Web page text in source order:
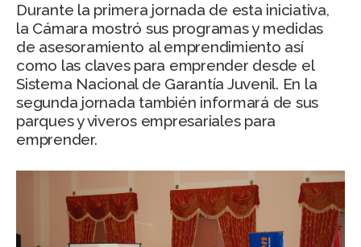
Durante la primera jornada de esta iniciativa,
la Cámara mostró sus programas y medidas
de asesoramiento al emprendimiento así
como las claves para emprender desde el
Sistema Nacional de Garantía Juvenil. En la
segunda jornada también informará de sus
parques y viveros empresariales para
emprender.